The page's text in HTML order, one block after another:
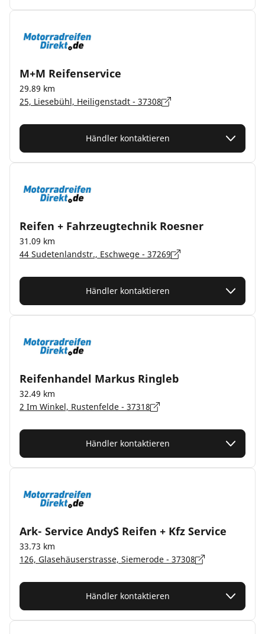
M+M Reifenservice
29.89 km
25, Liesebühl, Heiligenstadt - 37308
Händler kontaktieren
Reifen + Fahrzeugtechnik Roesner
31.09 km
44 Sudetenlandstr., Eschwege - 37269
Händler kontaktieren
Reifenhandel Markus Ringleb
32.49 km
2 Im Winkel, Rustenfelde - 37318
Händler kontaktieren
Ark- Service Andy´S Reifen + Kfz Service
33.73 km
126, Glasehäuserstrasse, Siemerode - 37308
Händler kontaktieren